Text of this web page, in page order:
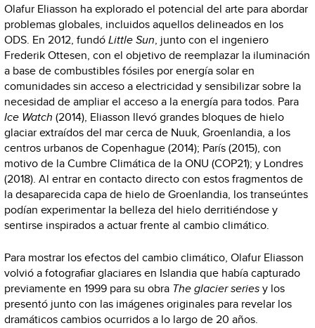
Olafur Eliasson ha explorado el potencial del arte para abordar
problemas globales, incluidos aquellos delineados en los
ODS. En 2012, fundóLittle Sun, junto con el ingeniero
Frederik Ottesen, con el objetivo de reemplazar la iluminación
a base de combustibles fósiles por energía solar en
comunidades sin acceso a electricidad y sensibilizar sobre la
necesidad de ampliar el acceso a la energía para todos. Para
Ice Watch (2014), Eliasson llevó grandes bloques de hielo
glaciar extraídos del mar cerca de Nuuk, Groenlandia, a los
centros urbanos de Copenhague (2014); París (2015), con
motivo de la Cumbre Climática de la ONU (COP21); y Londres
(2018). Al entrar en contacto directo con estos fragmentos de
la desaparecida capa de hielo de Groenlandia, los transeúntes
podían experimentar la belleza del hielo derritiéndose y
sentirse inspirados a actuar frente al cambio climático.
Para mostrar los efectos del cambio climático, Olafur Eliasson
volvió a fotografiar glaciares en Islandia que había capturado
previamente en 1999 para su obra The glacier seriesy los
presentó junto con las imágenes originales para revelar los
dramáticos cambios ocurridos a lo largo de 20 años.